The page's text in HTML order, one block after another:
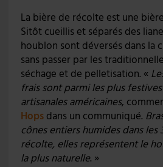
La bière de récolte est une
Sitôt cueillis et séparés des
houblon sont déversés dans la
sans passer par les
séchage et de pelletisation. «
frais sont parmi les plus
artisanales américaines,
Hopsdans un communiqué.
cônes entiers humides dans les
récolte, elles représentent le
la plus naturelle. »